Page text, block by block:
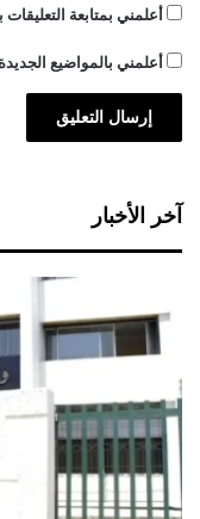
أعلمني بمتابعة
أعلمني بالمواضيع
آخر الأخبار